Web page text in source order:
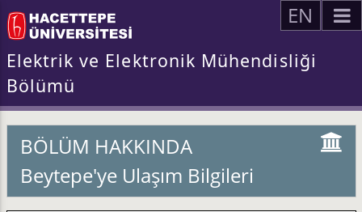
EN
Elektrik ve Elektronik Mühendisliği
Bölümü
BÖLÜM HAKKINDA
Beytepe'ye Ulaşım Bilgileri